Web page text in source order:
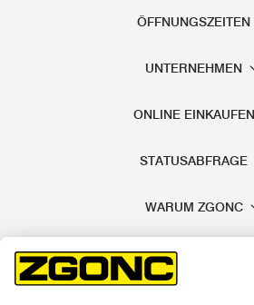
ÖFFNUNGSZEITEN
UNTERNEHMEN
ONLINE EINKAUFEN
STATUSABFRAGE
WARUM ZGONC